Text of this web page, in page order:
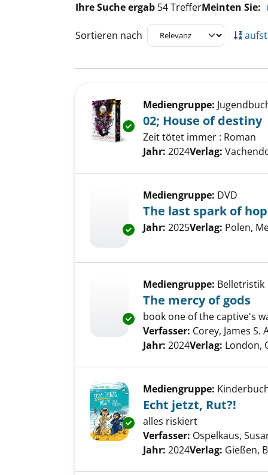
Ihre Suche ergab 54 TrefferMeinten Sie:
Sortieren nach
Exemplar-Details von 02;
Mediengruppe:
02; House of destiny
Zeit tötet immer : Roman
Suche nach diesem
Jahr: 2024Verlag:
Exemplar-Details von The last
Mediengruppe: DVD
The last spark of
Suche nach diesem
Jahr: 2025Verlag: Polen,
Exemplar-Details von The
Mediengruppe: Belletristik
The mercy of gods
book one of the captive's
Verfasser: Corey, James S.
Jahr: 2024Verlag: London,
Exemplar-Details von Echt
Mediengruppe:
Echt jetzt, Rut?!
alles riskiert
Verfasser: Ospelkaus,
Jahr: 2024Verlag: Gießen,